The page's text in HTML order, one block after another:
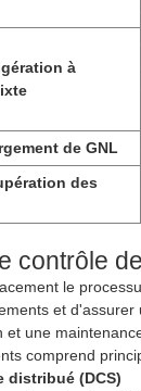
à
de GNL
des
contrôle
le
et
et une
comprend
distribué (DCS)